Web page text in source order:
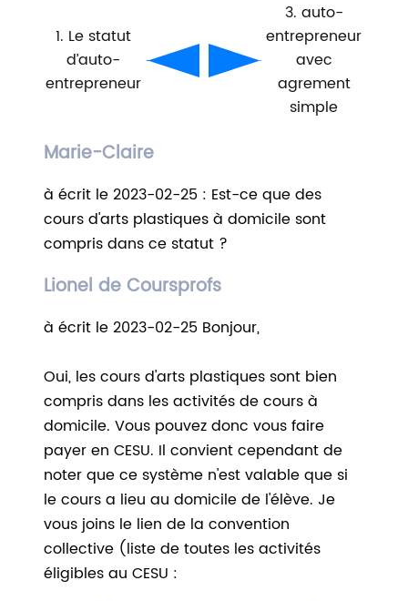
1. Le statut
d’auto-
entrepreneur
3. auto-
entrepreneur
avec
agrement
simple
Marie-Claire
à écrit le 2023-02-25 : Est-ce que des
cours d'arts plastiques à domicile sont
compris dans ce statut ?
Lionel de Coursprofs
à écrit le 2023-02-25 Bonjour,
Oui, les cours d'arts plastiques sont bien
compris dans les activités de cours à
domicile. Vous pouvez donc vous faire
payer en CESU. Il convient cependant de
noter que ce système n'est valable que si
le cours a lieu au domicile de l'élève. Je
vous joins le lien de la convention
collective (liste de toutes les activités
éligibles au CESU :